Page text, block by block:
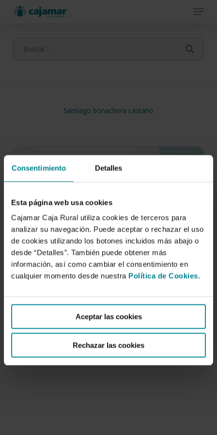
Consentimiento Detalles
Esta página web usa cookies
Cajamar Caja Rural utiliza cookies de terceros para
analizar su navegación. Puede aceptar o rechazar el uso
de cookies utilizando los botones incluidos más abajo o
desde “Detalles”. También puede obtener más
información, así como cambiar el consentimiento en
cualquier momento desde nuestra Política de Cookies.
Aceptar las cookies
Rechazar las cookies
Menu
Santiago bonachera castano
crecimiento y productividad de un
cultivo de pepino bajo invernadero
8 de mayo de 2003
En los últimos años se ha tendido a aumentar la
frecuencia de riego en los…